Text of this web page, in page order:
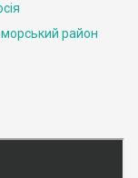
район